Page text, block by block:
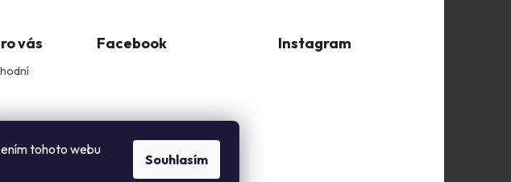
tohoto webu
Souhlasím
vás Facebook Instagram